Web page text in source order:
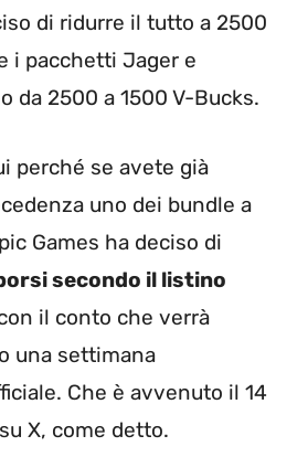
di ridurre il tutto a 2500
i pacchetti Jager e
da 2500 a 1500 V-Bucks.
perché se avete già
uno dei bundle a
Games ha deciso di
secondo il listino
il conto che verrà
una settimana
Che è avvenuto il 14
X, come detto.